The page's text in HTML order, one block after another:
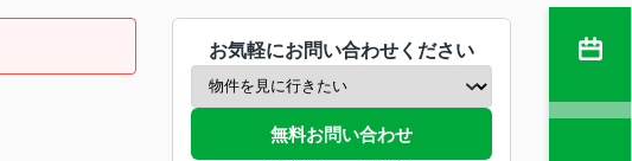
お気軽にお問い合わせください
無料お問い合わせ